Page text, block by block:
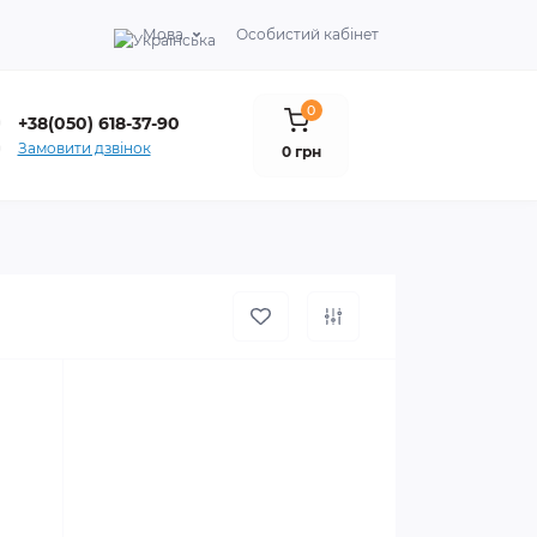
Мова Особистий кабінет
+38(050) 618-37-90
Замовити дзвінок
0
0 грн